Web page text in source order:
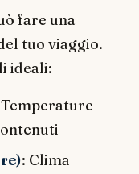
fare una
tuo viaggio.
ideali:
: Clima